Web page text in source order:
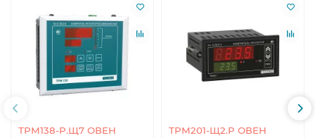
ТРМ138-Р.Щ7 ОВЕН
ТРМ201-Щ2.Р ОВЕН